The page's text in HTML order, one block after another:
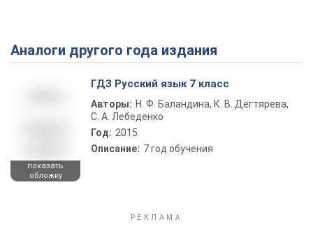
Play Video
Аналоги другого года издания
показать
обложку
ГДЗ Русский язык 7 класс
Авторы: Н. Ф. Баландина, К. В. Дегтярева,
С. А. Лебеденко
Год: 2015
Описание: 7 год обучения